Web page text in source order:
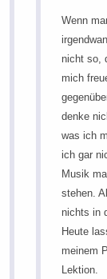
Wenn
nicht so,
mich
denke
was ich
ich gar
Musik
stehen.
nichts in
Heute
meinem
Lektion.